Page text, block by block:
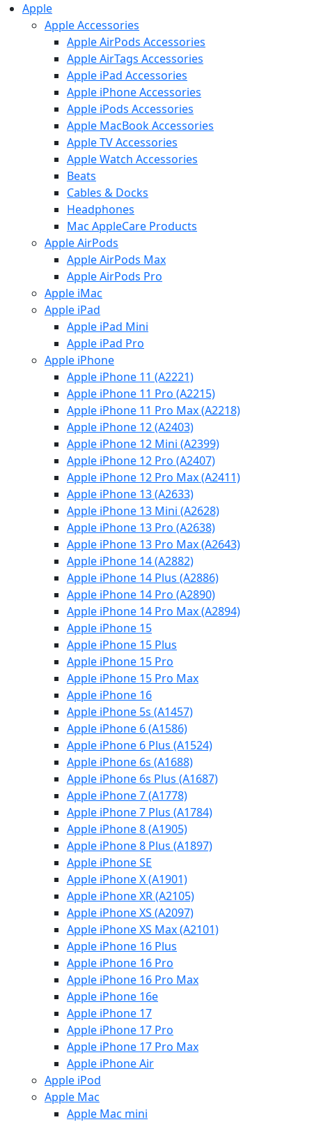
Apple
Apple Accessories
Apple AirPods Accessories
Apple AirTags Accessories
Apple iPad Accessories
Apple iPhone Accessories
Apple iPods Accessories
Apple MacBook Accessories
Apple TV Accessories
Apple Watch Accessories
Beats
Cables & Docks
Headphones
Mac AppleCare Products
Apple AirPods
Apple AirPods Max
Apple AirPods Pro
Apple iMac
Apple iPad
Apple iPad Mini
Apple iPad Pro
Apple iPhone
Apple iPhone 11 (A2221)
Apple iPhone 11 Pro (A2215)
Apple iPhone 11 Pro Max (A2218)
Apple iPhone 12 (A2403)
Apple iPhone 12 Mini (A2399)
Apple iPhone 12 Pro (A2407)
Apple iPhone 12 Pro Max (A2411)
Apple iPhone 13 (A2633)
Apple iPhone 13 Mini (A2628)
Apple iPhone 13 Pro (A2638)
Apple iPhone 13 Pro Max (A2643)
Apple iPhone 14 (A2882)
Apple iPhone 14 Plus (A2886)
Apple iPhone 14 Pro (A2890)
Apple iPhone 14 Pro Max (A2894)
Apple iPhone 15
Apple iPhone 15 Plus
Apple iPhone 15 Pro
Apple iPhone 15 Pro Max
Apple iPhone 16
Apple iPhone 5s (A1457)
Apple iPhone 6 (A1586)
Apple iPhone 6 Plus (A1524)
Apple iPhone 6s (A1688)
Apple iPhone 6s Plus (A1687)
Apple iPhone 7 (A1778)
Apple iPhone 7 Plus (A1784)
Apple iPhone 8 (A1905)
Apple iPhone 8 Plus (A1897)
Apple iPhone SE
Apple iPhone X (A1901)
Apple iPhone XR (A2105)
Apple iPhone XS (A2097)
Apple iPhone XS Max (A2101)
Apple iPhone 16 Plus
Apple iPhone 16 Pro
Apple iPhone 16 Pro Max
Apple iPhone 16e
Apple iPhone 17
Apple iPhone 17 Pro
Apple iPhone 17 Pro Max
Apple iPhone Air
Apple iPod
Apple Mac
Apple Mac mini